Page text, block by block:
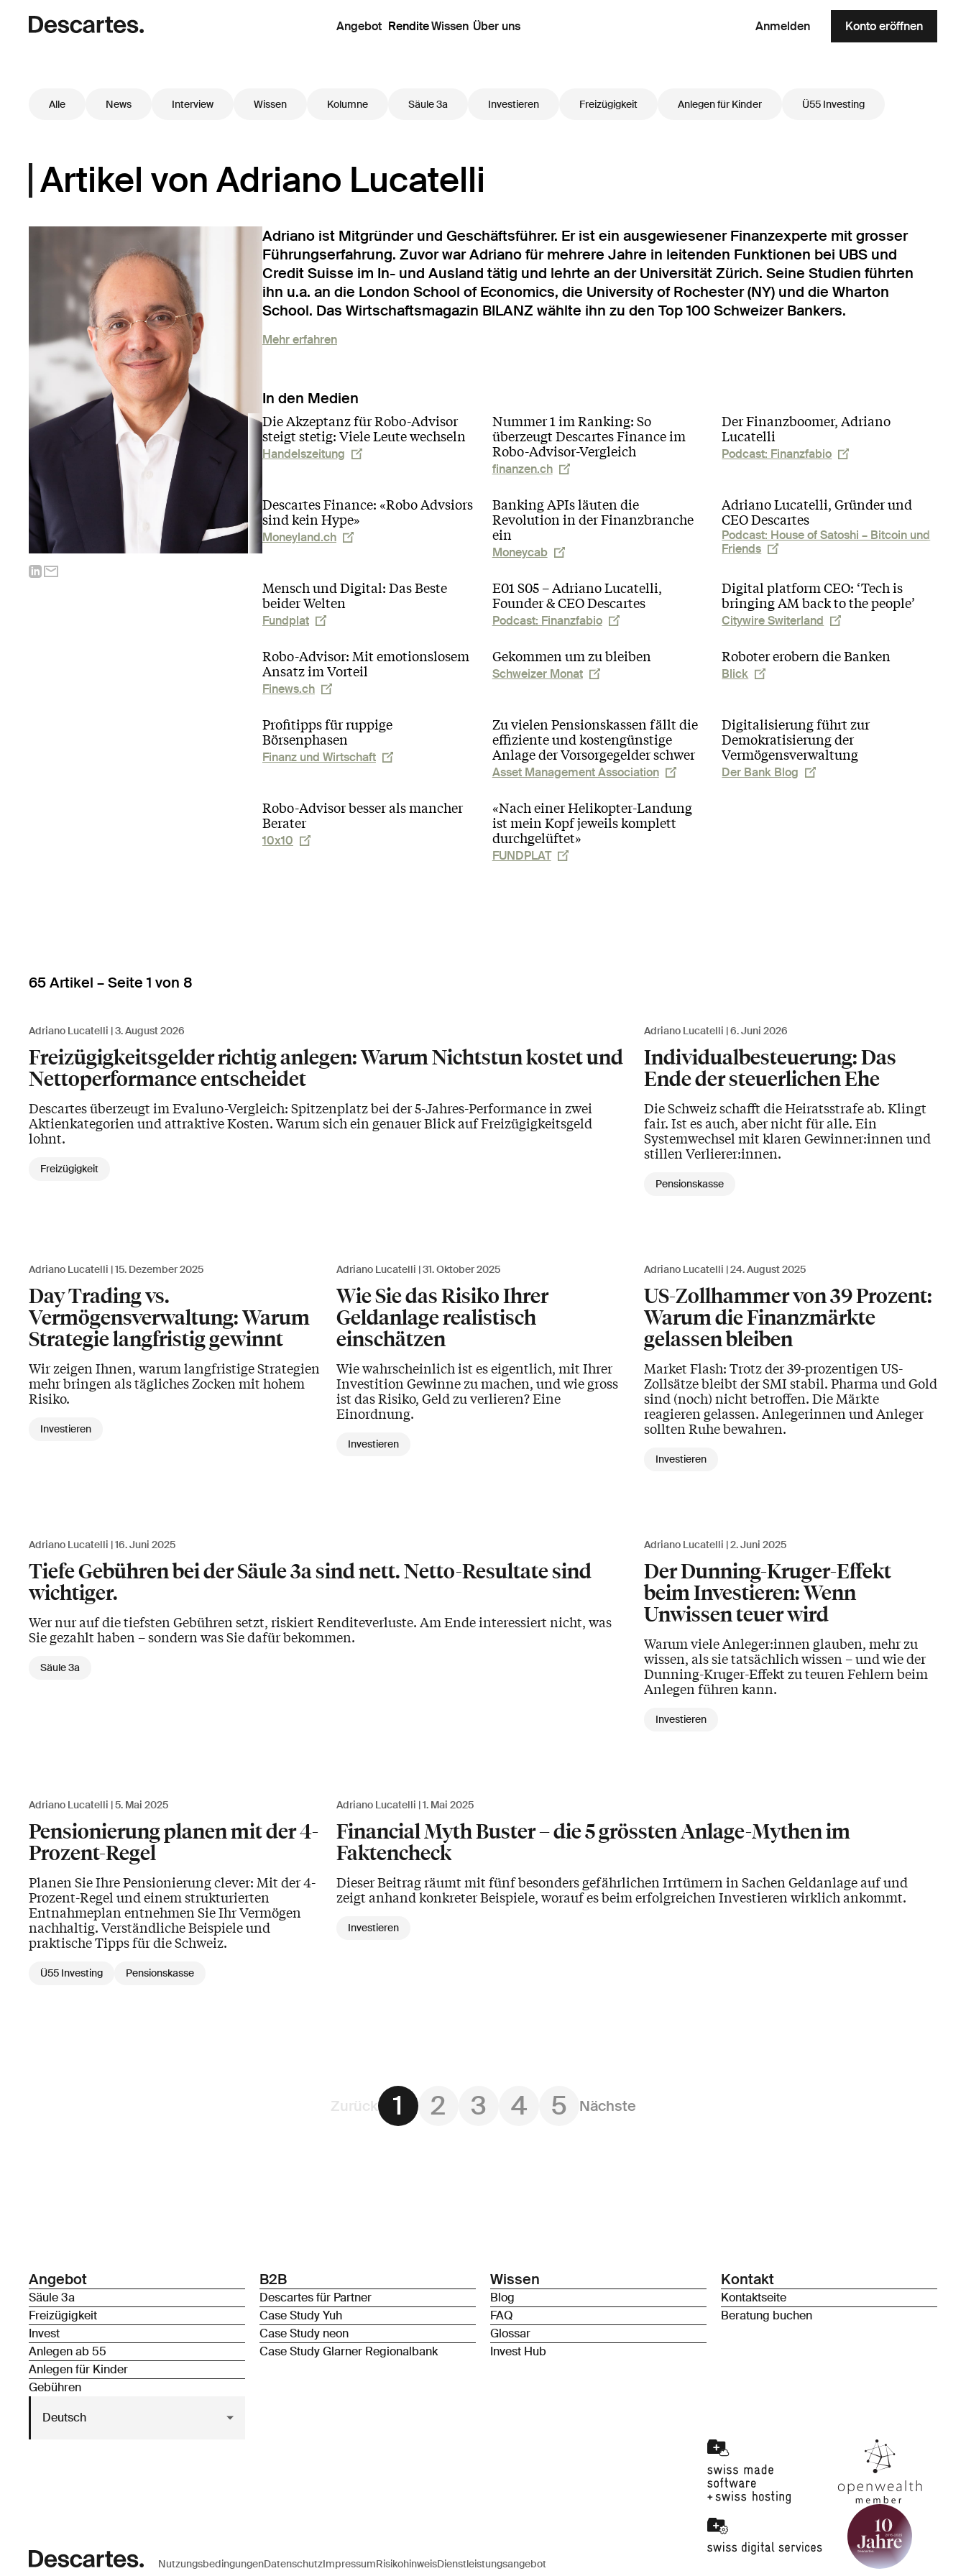
Angebot RenditeWissen Über uns Anmelden Konto eröffnen
Alle News Interview Wissen Kolumne Säule 3a Investieren Freizügigkeit Anlegen für Kinder Ü55 Investing
Artikel von Adriano Lucatelli
Adriano ist Mitgründer und Geschäftsführer. Er ist ein ausgewiesener Finanzexperte mit grosser
Führungserfahrung. Zuvor war Adriano für mehrere Jahre in leitenden Funktionen bei UBS und
Credit Suisse im In-­ und Ausland tätig und lehrte an der Universität Zürich. Seine Studien führten
ihn u.a. an die London School of Economics, die University of Rochester (NY) und die Wharton
School. Das Wirtschaftsmagazin BILANZ wählte ihn zu den Top 100 Schweizer Bankers.
Mehr erfahren
In den Medien
Die Akzeptanz für Robo-Advisor
steigt stetig: Viele Leute wechseln
Handelszeitung
Nummer 1 im Ranking: So
überzeugt Descartes Finance im
Robo-Advisor-Vergleich
finanzen.ch
Der Finanzboomer, Adriano
Lucatelli
Podcast: Finanzfabio
Descartes Finance: «Robo Advsiors
sind kein Hype»
Moneyland.ch
Banking APIs läuten die
Revolution in der Finanzbranche
ein
Moneycab
Adriano Lucatelli, Gründer und
CEO Descartes
Podcast: House of Satoshi – Bitcoin und
Friends
Mensch und Digital: Das Beste
beider Welten
Fundplat
E01 S05 – Adriano Lucatelli,
Founder & CEO Descar­tes
Podcast: Finanzfabio
Digital platform CEO: ‘Tech is
bringing AM back to the people’
Citywire Switerland
Robo-Advisor: Mit emotionslosem
Ansatz im Vorteil
Finews.ch
Gekommen um zu bleiben
Schweizer Monat
Roboter erobern die Banken
Blick
Profitipps für ruppige
Börsenphasen
Finanz und Wirtschaft
Zu vielen Pensionskassen fällt die
effiziente und kostengünstige
Anlage der Vorsorgegelder schwer
Asset Management Association
Digitalisierung führt zur
Demokratisierung der
Vermögensverwaltung
Der Bank Blog
Robo-Advisor besser als mancher
Berater
10x10
«Nach einer Heli­kopter-Landung
ist mein Kopf jeweils komplett
durch­gelüftet»
FUNDPLAT
65 Artikel – Seite 1 von 8
Adriano Lucatelli 3. August 2026
Freizügigkeitsgelder richtig anlegen: Warum Nichtstun kostet und
Nettoperformance entscheidet
Descartes überzeugt im Evaluno-Vergleich: Spitzenplatz bei der 5-Jahres-Performance in zwei
Aktienkategorien und attraktive Kosten. Warum sich ein genauer Blick auf Freizügigkeitsgeld
lohnt.
Freizügigkeit
Adriano Lucatelli 6. Juni 2026
Individualbesteuerung: Das
Ende der steuerlichen Ehe
Die Schweiz schafft die Heiratsstrafe ab. Klingt
fair. Ist es auch, aber nicht für alle. Ein
Systemwechsel mit klaren Gewinner:innen und
stillen Verlierer:innen.
Pensionskasse
Adriano Lucatelli 15. Dezember 2025
Day Trading vs.
Vermögensverwaltung: Warum
Strategie langfristig gewinnt
Wir zeigen Ihnen, warum langfristige Strategien
mehr bringen als tägliches Zocken mit hohem
Risiko.
Investieren
Adriano Lucatelli 31. Oktober 2025
Wie Sie das Risiko Ihrer
Geldanlage realistisch
einschätzen
Wie wahrscheinlich ist es eigentlich, mit Ihrer
Investition Gewinne zu machen, und wie gross
ist das Risiko, Geld zu verlieren? Eine
Einordnung.
Investieren
Adriano Lucatelli 24. August 2025
US-Zollhammer von 39 Prozent:
Warum die Finanzmärkte
gelassen bleiben
Market Flash: Trotz der 39-prozentigen US-
Zollsätze bleibt der SMI stabil. Pharma und Gold
sind (noch) nicht betroffen. Die Märkte
reagieren gelassen. Anlegerinnen und Anleger
sollten Ruhe bewahren.
Investieren
Adriano Lucatelli 16. Juni 2025
Tiefe Gebühren bei der Säule 3a sind nett. Netto-Resultate sind
wichtiger.
Wer nur auf die tiefsten Gebühren setzt, riskiert Renditeverluste. Am Ende interessiert nicht, was
Sie gezahlt haben – sondern was Sie dafür bekommen.
Säule 3a
Adriano Lucatelli 2. Juni 2025
Der Dunning-Kruger-Effekt
beim Investieren: Wenn
Unwissen teuer wird
Warum viele Anleger:innen glauben, mehr zu
wissen, als sie tatsächlich wissen – und wie der
Dunning-Kruger-Effekt zu teuren Fehlern beim
Anlegen führen kann.
Investieren
Adriano Lucatelli 5. Mai 2025
Pensionierung planen mit der 4-
Prozent-Regel
Planen Sie Ihre Pensionierung clever: Mit der 4-
Prozent-Regel und einem strukturierten
Entnahmeplan entnehmen Sie Ihr Vermögen
nachhaltig. Verständliche Beispiele und
praktische Tipps für die Schweiz.
Ü55 Investing Pensionskasse
Adriano Lucatelli 1. Mai 2025
Financial Myth Buster – die 5 grössten Anlage-Mythen im
Faktencheck
Dieser Beitrag räumt mit fünf besonders gefährlichen Irrtümern in Sachen Geldanlage auf und
zeigt anhand konkreter Beispiele, worauf es beim erfolgreichen Investieren wirklich ankommt.
Investieren
Zurück 1 2 3 4 5 Nächste
Angebot
Säule 3a
Freizügigkeit
Invest
Anlegen ab 55
Anlegen für Kinder
Gebühren
B2B
Descartes für Partner
Case Study Yuh
Case Study neon
Case Study Glarner Regionalbank
Wissen
Blog
FAQ
Glossar
Invest Hub
Kontakt
Kontaktseite
Beratung buchen
Deutsch
NutzungsbedingungenDatenschutzImpressumRisikohinweisDienstleistungsangebot